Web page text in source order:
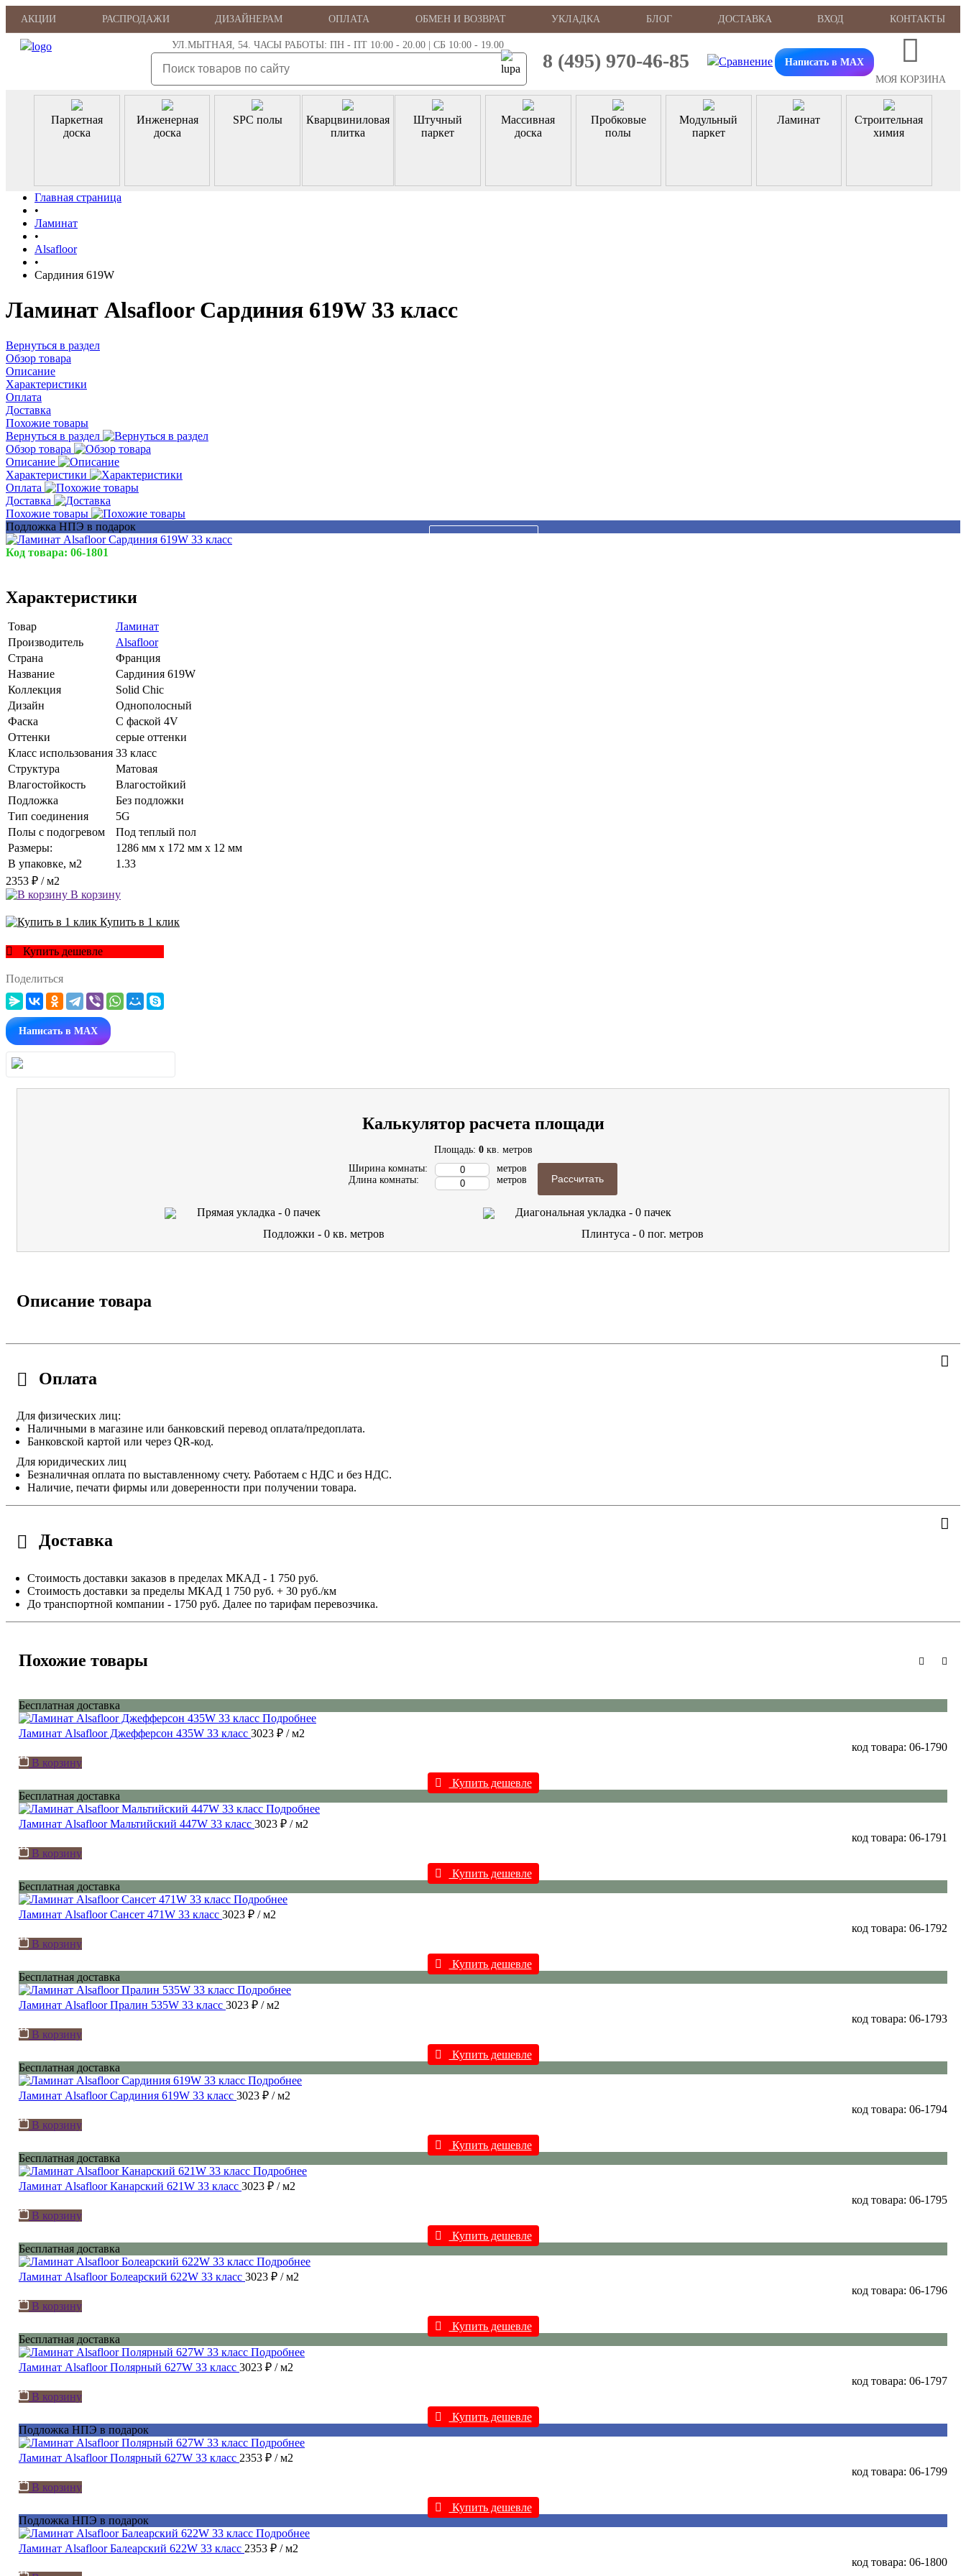
АКЦИИ РАСПРОДАЖИ ДИЗАЙНЕРАМ ОПЛАТА ОБМЕН И ВОЗВРАТ УКЛАДКА БЛОГ ДОСТАВКА ВХОД КОНТАКТЫ
УЛ.МЫТНАЯ, 54. ЧАСЫ РАБОТЫ: ПН - ПТ 10:00 - 20.00 | СБ 10:00 - 19.00
8 (495) 970-46-85
Написать в MAX
МОЯ КОРЗИНА
Паркетная
доска
Инженерная
доска
SPC полы
Кварцвиниловая
плитка
Штучный
паркет
Массивная
доска
Пробковые
полы
Модульный
паркет
Ламинат
Строительная
химия
Главная страница
•
Ламинат
•
Alsafloor
•
Сардиния 619W
Ламинат Alsafloor Сардиния 619W 33 класс
Вернуться в раздел
Обзор товара
Описание
Характеристики
Оплата
Доставка
Похожие товары
Вернуться в раздел
Обзор товара
Описание
Характеристики
Оплата
Доставка
Похожие товары
Подложка НПЭ в подарок
Код товара: 06-1801
Характеристики
Товар
Ламинат
Производитель
Alsafloor
Страна
Франция
Название
Сардиния 619W
Коллекция
Solid Chic
Дизайн
Однополосный
Фаска
С фаской 4V
Оттенки
серые оттенки
Класс использования 33 класс
Структура
Матовая
Влагостойкость
Влагостойкий
Подложка
Без подложки
Тип соединения
5G
Полы с подогревом
Под теплый пол
Размеры:
1286 мм x 172 мм x 12 мм
В упаковке, м2
1.33
2353 ₽ / м2
В корзину
Купить в 1 клик
Купить дешевле
Поделиться
Написать в MAX
Калькулятор расчета площади
Площадь: 0 кв. метров
Ширина комнаты:
Длина комнаты:
метров
метров
Рассчитать
Прямая укладка - 0 пачек Диагональная укладка - 0 пачек
Подложки - 0 кв. метров Плинтуса - 0 пог. метров
Описание товара
Оплата
Для физических лиц:
Наличными в магазине или банковский перевод оплата/предоплата.
Банковской картой или через QR-код.
Для юридических лиц
Безналичная оплата по выставленному счету. Работаем с НДС и без НДС.
Наличие, печати фирмы или доверенности при получении товара.
Доставка
Стоимость доставки заказов в пределах МКАД - 1 750 руб.
Стоимость доставки за пределы МКАД 1 750 руб. + 30 руб./км
До транспортной компании - 1750 руб. Далее по тарифам перевозчика.
Похожие товары
Бесплатная доставка
Подробнее
Ламинат Alsafloor Джефферсон 435W 33 класс 3023 ₽ / м2
код товара: 06-1790
В корзину
Купить дешевле
Бесплатная доставка
Подробнее
Ламинат Alsafloor Мальтийский 447W 33 класс 3023 ₽ / м2
код товара: 06-1791
В корзину
Купить дешевле
Бесплатная доставка
Подробнее
Ламинат Alsafloor Сансет 471W 33 класс 3023 ₽ / м2
код товара: 06-1792
В корзину
Купить дешевле
Бесплатная доставка
Подробнее
Ламинат Alsafloor Пралин 535W 33 класс 3023 ₽ / м2
код товара: 06-1793
В корзину
Купить дешевле
Бесплатная доставка
Подробнее
Ламинат Alsafloor Сардиния 619W 33 класс 3023 ₽ / м2
код товара: 06-1794
В корзину
Купить дешевле
Бесплатная доставка
Подробнее
Ламинат Alsafloor Канарский 621W 33 класс 3023 ₽ / м2
код товара: 06-1795
В корзину
Купить дешевле
Бесплатная доставка
Подробнее
Ламинат Alsafloor Болеарский 622W 33 класс 3023 ₽ / м2
код товара: 06-1796
В корзину
Купить дешевле
Бесплатная доставка
Подробнее
Ламинат Alsafloor Полярный 627W 33 класс 3023 ₽ / м2
код товара: 06-1797
В корзину
Купить дешевле
Подложка НПЭ в подарок
Подробнее
Ламинат Alsafloor Полярный 627W 33 класс 2353 ₽ / м2
код товара: 06-1799
В корзину
Купить дешевле
Подложка НПЭ в подарок
Подробнее
Ламинат Alsafloor Балеарский 622W 33 класс 2353 ₽ / м2
код товара: 06-1800